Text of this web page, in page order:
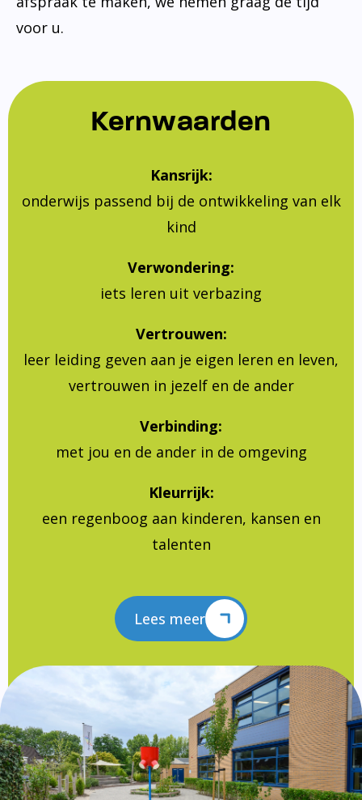
voor u.
Kernwaarden
Kansrijk:
onderwijs passend bij de ontwikkeling van elk
kind
Verwondering:
iets leren uit verbazing
Vertrouwen:
leer leiding geven aan je eigen leren en leven,
vertrouwen in jezelf en de ander
Verbinding:
met jou en de ander in de omgeving
Kleurrijk:
een regenboog aan kinderen, kansen en
talenten
Lees meer